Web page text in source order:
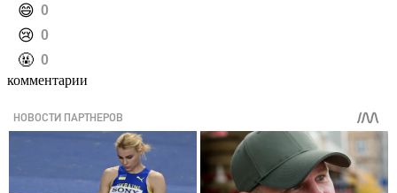
️😄 0
️😢 0
️🤬 0
комментарии